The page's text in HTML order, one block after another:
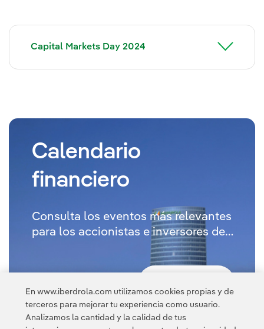
Capital Markets Day 2024
Calendario
financiero
Consulta los eventos más relevantes
para los accionistas e inversores de
En www.iberdrola.com utilizamos cookies propias y de
terceros para mejorar tu experiencia como usuario.
Analizamos la cantidad y la calidad de tus